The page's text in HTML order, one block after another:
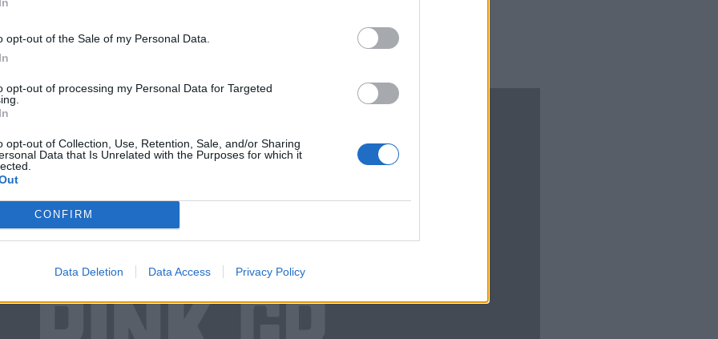
opt-out of the Sale of my Personal Data.
opt-out of processing my Personal Data for Targeted
opt-out of Collection, Use, Retention, Sale, and/or Sharing
Data that Is Unrelated with the Purposes for which it
CONFIRM
Data Deletion Data Access Privacy Policy
πλέον από τον πρωταθλητισμό της άρσης βαρών, όμως η ιστορία
να ακουστεί, καθώς θα σας εκπλήξει.